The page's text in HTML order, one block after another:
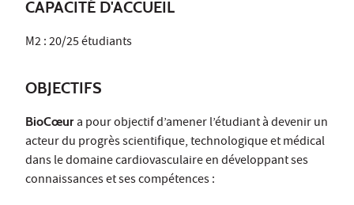
CAPACITÉ D'ACCUEIL
M2 : 20/25 étudiants
OBJECTIFS
BioCœura pour objectif d’amener l’étudiant à devenir un
acteur du progrès scientifique, technologique et médical
dans le domaine cardiovasculaire en développant ses
connaissances et ses compétences :